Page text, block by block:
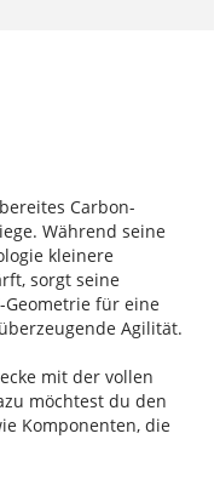
Carbon-
Während seine
kleinere
sorgt seine
Geometrie für eine
Agilität.
mit der vollen
möchtest du den
Komponenten, die